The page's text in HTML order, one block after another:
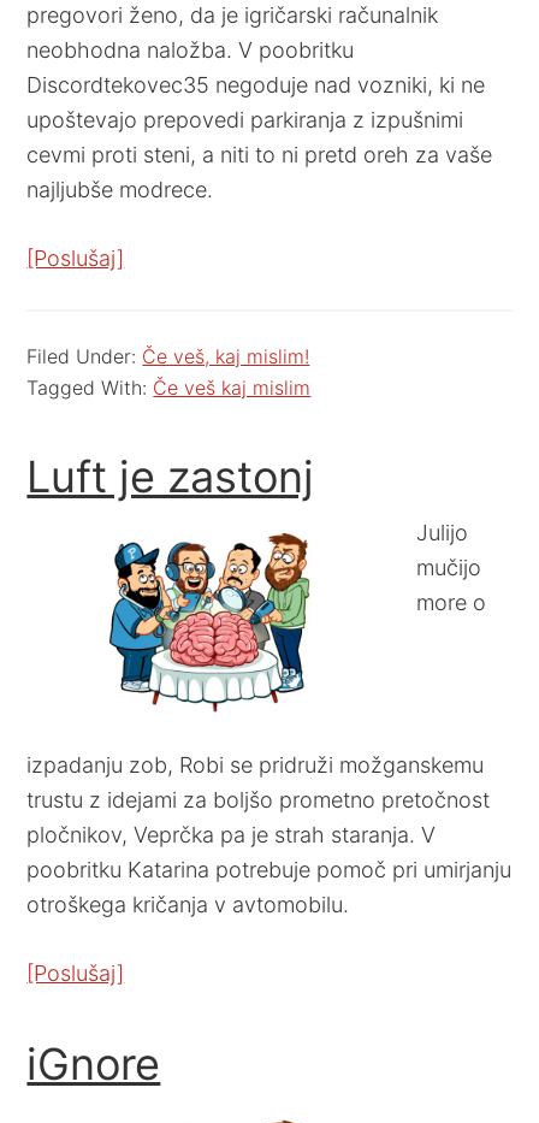
pregovori ženo, da je igričarski računalnik
neobhodna naložba. V poobritku
Discordtekovec35 negoduje nad vozniki, ki ne
upoštevajo prepovedi parkiranja z izpušnimi
cevmi proti steni, a niti to ni pretd oreh za vaše
najljubše modrece.
[Poslušaj]
Filed Under: Če veš, kaj mislim!
Tagged With: Če veš kaj mislim
Luft je zastonj
Julijo
mučijo
more o
izpadanju zob, Robi se pridruži možganskemu
trustu z idejami za boljšo prometno pretočnost
pločnikov, Veprčka pa je strah staranja. V
poobritku Katarina potrebuje pomoč pri umirjanju
otroškega kričanja v avtomobilu.
[Poslušaj]
iGnore